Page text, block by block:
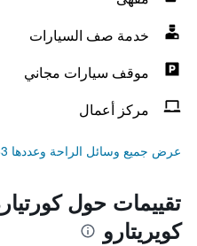
خدمة صف السيارات
موقف سيارات مجاني
مركز أعمال
عرض جميع وسائل الراحة وعددها 83
تقييمات حول
كويريتارو